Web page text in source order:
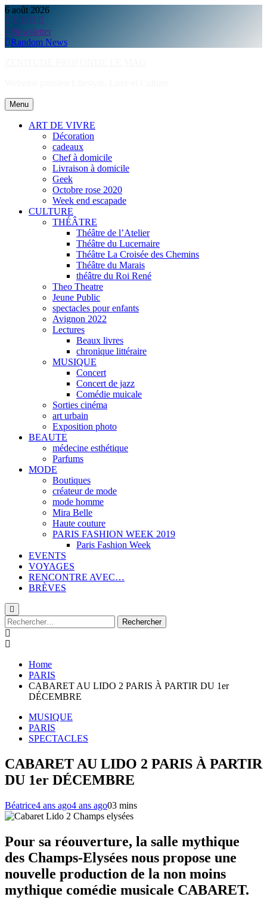
Skip
to
content
6 août 2026
Newsletter
Random News
Menu
ART DE VIVRE
Décoration
cadeaux
Chef à domicile
Livraison à domicile
Geek
Octobre rose 2020
Week end escapade
CULTURE
THÉÂTRE
Théâtre de l’Atelier
Théâtre du Lucernaire
Théâtre La Croisée des Chemins
Théâtre du Marais
théâtre du Roi René
Theo Theatre
Jeune Public
spectacles pour enfants
Avignon 2022
Lectures
Beaux livres
chronique littéraire
MUSIQUE
Concert
Concert de jazz
Comédie muicale
Sorties cinéma
art urbain
Exposition photo
BEAUTE
médecine esthétique
Parfums
MODE
Boutiques
créateur de mode
mode homme
Mira Belle
Haute couture
PARIS FASHION WEEK 2019
Paris Fashion Week
EVENTS
VOYAGES
RENCONTRE AVEC…
BRÈVES
Rechercher :
Home
PARIS
CABARET AU LIDO 2 PARIS À PARTIR DU 1er
DÉCEMBRE
MUSIQUE
PARIS
SPECTACLES
CABARET AU LIDO 2 PARIS À PARTIR
DU 1er DÉCEMBRE
Béatrice4 ans ago4 ans ago03 mins
Pour sa réouverture, la salle mythique
des Champs-Elysées nous propose une
nouvelle production de la non moins
mythique comédie musicale CABARET.